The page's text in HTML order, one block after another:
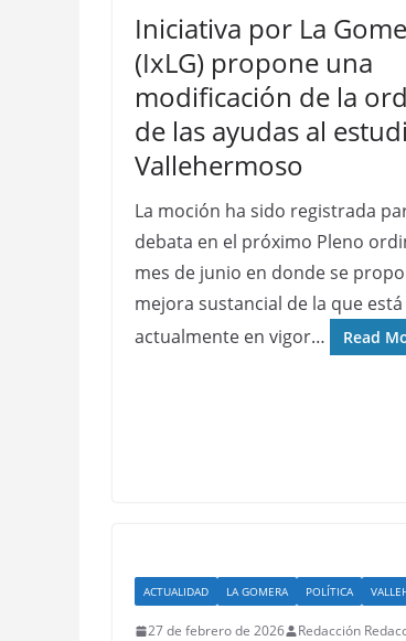
Iniciativa por La
(IxLG) propone una
modificación de la
de las ayudas al
Vallehermoso
La moción ha sido registrada
debata en el próximo Pleno
mes de junio en donde se
mejora sustancial de la que está
actualmente en vigor…
Read
ACTUALIDAD LA GOMERA POLÍTICA
27 de febrero de 2026 Redacción